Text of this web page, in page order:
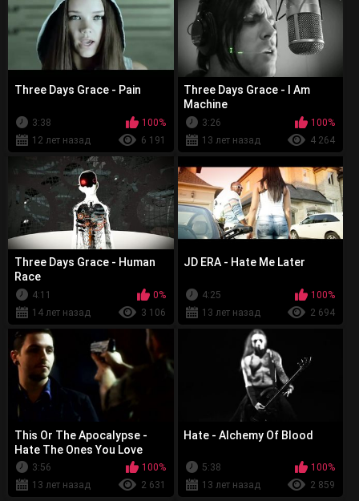
Three Days Grace - Pain
3:38
100%
12 лет назад
6 191
Three Days Grace - I Am
Machine
3:26
100%
13 лет назад
4 264
Three Days Grace - Human
Race
4:11
0%
14 лет назад
3 106
JD ERA - Hate Me Later
4:25
100%
13 лет назад
2 694
This Or The Apocalypse -
Hate The Ones You Love
3:56
100%
13 лет назад
2 631
Hate - Alchemy Of Blood
5:38
100%
13 лет назад
2 859